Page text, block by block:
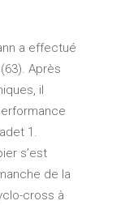
a effectué
Après
il
1.
s’est
de la
cross à